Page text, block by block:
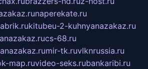
naperekate.ru
kitubeu-2-kuhnyanazakaz.ru
cs-68.ru
mir-tk.ruvlknrussia.ru
map.ruvideo-seks.rubankaribi.ru